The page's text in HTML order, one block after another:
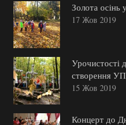
Золота
17 Жов 2019
Урочистості
створення
15 Жов 2019
Концерт до